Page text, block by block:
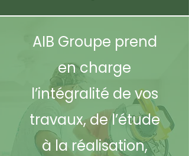
AIB Groupe prend
en charge
l’intégralité de vos
travaux, de l’étude
à la réalisation,